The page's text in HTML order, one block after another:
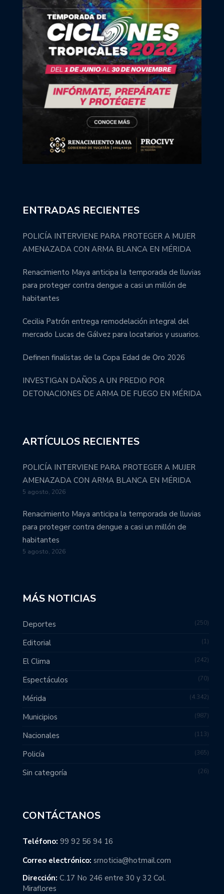
ENTRADAS RECIENTES
POLICÍA INTERVIENE PARA PROTEGER A MUJER
AMENAZADA CON ARMA BLANCA EN MÉRIDA
Renacimiento Maya anticipa la temporada de lluvias
para proteger contra dengue a casi un millón de
habitantes
Cecilia Patrón entrega remodelación integral del
mercado Lucas de Gálvez para locatarios y usuarios.
Definen finalistas de la Copa Edad de Oro 2026
INVESTIGAN DAÑOS A UN PREDIO POR
DETONACIONES DE ARMA DE FUEGO EN MÉRIDA
ARTÍCULOS RECIENTES
POLICÍA INTERVIENE PARA PROTEGER A MUJER
AMENAZADA CON ARMA BLANCA EN MÉRIDA
5 agosto, 2026
Renacimiento Maya anticipa la temporada de lluvias
para proteger contra dengue a casi un millón de
habitantes
5 agosto, 2026
MÁS NOTICIAS
Deportes 250
Editorial 1
El Clima 242
Espectáculos 70
Mérida 4.342
Municipios 987
Nacionales 113
Policía 365
Sin categoría 26
CONTÁCTANOS
Teléfono: 99 92 56 94 16
Correo electrónico: srnoticia@hotmail.com
Dirección: C.17 No 246 entre 30 y 32 Col.
Miraflores